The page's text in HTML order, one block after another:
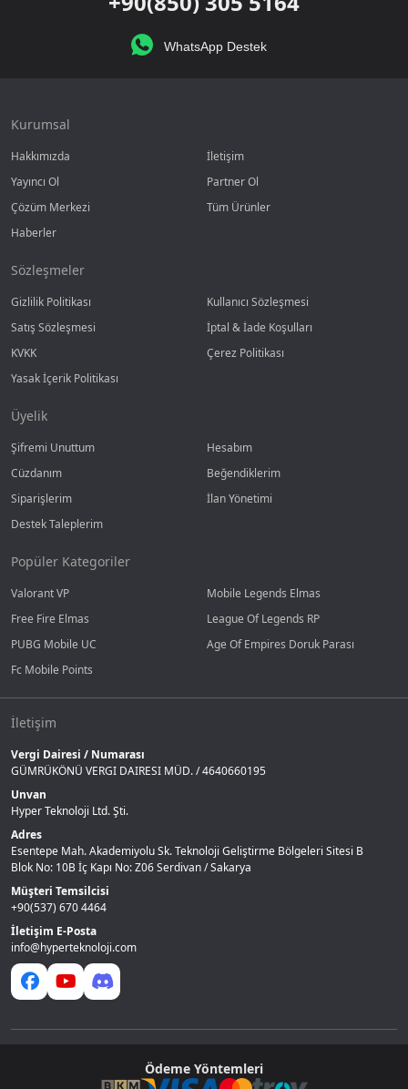
WhatsApp Destek
Kurumsal
Hakkımızda
İletişim
Yayıncı Ol
Partner Ol
Çözüm Merkezi
Tüm Ürünler
Haberler
Sözleşmeler
Gizlilik Politikası
Kullanıcı Sözleşmesi
Satış Sözleşmesi
İptal & İade Koşulları
KVKK
Çerez Politikası
Yasak İçerik Politikası
Üyelik
Şifremi Unuttum
Hesabım
Cüzdanım
Beğendiklerim
Siparişlerim
İlan Yönetimi
Destek Taleplerim
Popüler Kategoriler
Valorant VP
Mobile Legends Elmas
Free Fire Elmas
League Of Legends RP
PUBG Mobile UC
Age Of Empires Doruk Parası
Fc Mobile Points
İletişim
Vergi Dairesi / Numarası
GÜMRÜKÖNÜ VERGI DAIRESI MÜD. / 4640660195
Unvan
Hyper Teknoloji Ltd. Şti.
Adres
Esentepe Mah. Akademiyolu Sk. Teknoloji Geliştirme Bölgeleri Sitesi B
Blok No: 10B İç Kapı No: Z06 Serdivan / Sakarya
Müşteri Temsilcisi
+90(537) 670 4464
İletişim E-Posta
info@hyperteknoloji.com
Ödeme Yöntemleri